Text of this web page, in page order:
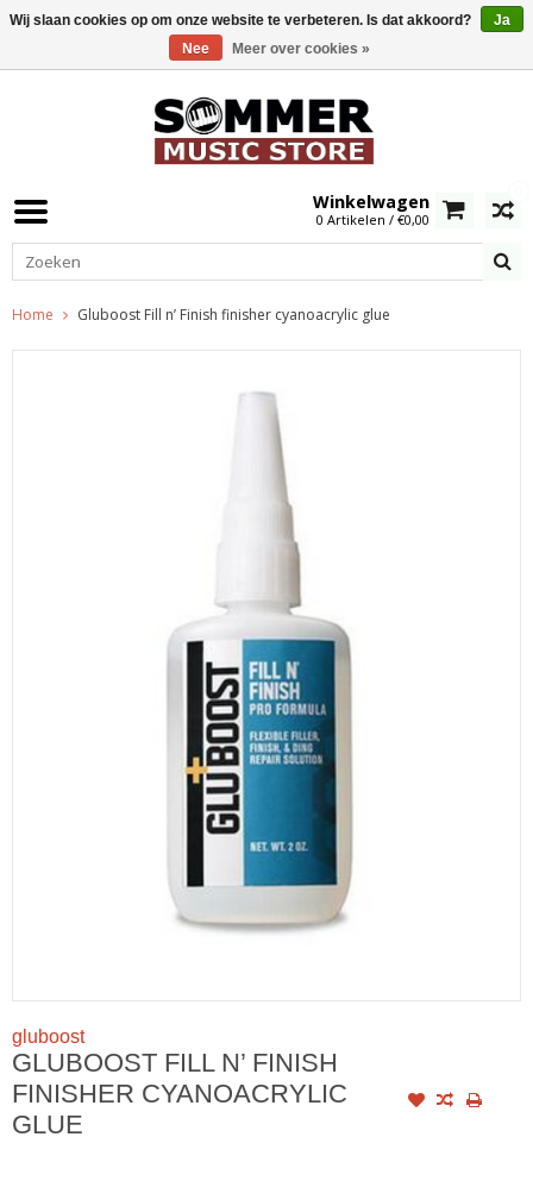
Winkelwagen
0 Artikelen / €0,00
Home Gluboost Fill n’ Finish finisher cyanoacrylic glue
gluboost
GLUBOOST FILL N’ FINISH
FINISHER CYANOACRYLIC
GLUE
Wij slaan cookies op om onze website te verbeteren. Is dat akkoord?
Ja
Nee
Meer over cookies »